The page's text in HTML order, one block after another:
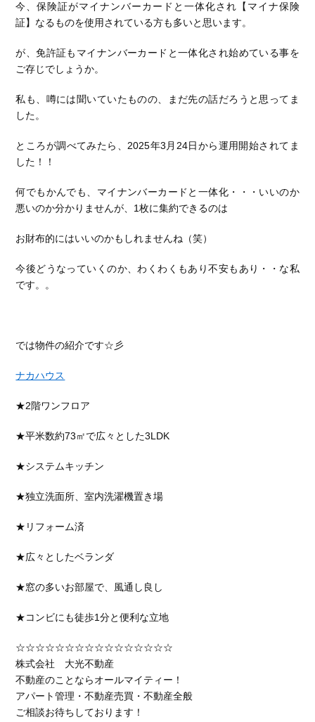
今、保険証がマイナンバーカードと一体化され【マイナ保険
証】なるものを使用されている方も多いと思います。
が、免許証もマイナンバーカードと一体化され始めている事を
ご存じでしょうか。
私も、噂には聞いていたものの、まだ先の話だろうと思ってま
した。
ところが調べてみたら、2025年3月24日から運用開始されてま
した！！
何でもかんでも、マイナンバーカードと一体化・・・いいのか
悪いのか分かりませんが、1枚に集約できるのは
お財布的にはいいのかもしれませんね（笑）
今後どうなっていくのか、わくわくもあり不安もあり・・な私
です。。
では物件の紹介です☆彡
ナカハウス
★2階ワンフロア
★平米数約73㎡で広々とした3LDK
★システムキッチン
★独立洗面所、室内洗濯機置き場
★リフォーム済
★広々としたベランダ
★窓の多いお部屋で、風通し良し
★コンビにも徒歩1分と便利な立地
☆☆☆☆☆☆☆☆☆☆☆☆☆☆☆☆
株式会社 大光不動産
不動産のことならオールマイティー！
アパート管理・不動産売買・不動産全般
ご相談お待ちしております！